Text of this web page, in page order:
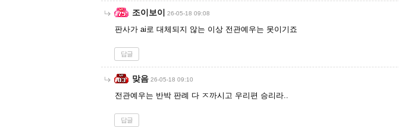
조이보이 26-05-18 09:08
판사가 ai로 대체되지 않는 이상 전관예우는 못이기죠
답글
맞음 26-05-18 09:10
전관예우는 반박 판례 다 ㅈ까시고 우리편 승리라..
답글